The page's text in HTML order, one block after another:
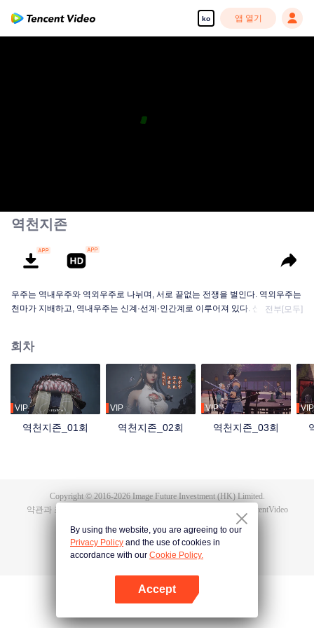
ko 앱 열기
역천지존
우주는 역내우주와 역외우주로 나뉘며, 서로 끝없는 전쟁을 벌인다. 역외우주는
천마가 지배하고, 역내우주는 신계·선계·인간계로 이루어져 있다. 신계의 지배
숨을 잃고, 만세윤회의 저주까지 받는다. 가족과 부하를 잃고, 나라를 빼앗겼으
며, 가장 아끼던 제자 영하천존마저 등을 돌린다. 이후 그는 윤회할 때마다 멸문
을 당하다가 마지막 생에서 담운으로 환생한다. 망월진 담가의 도련님 담운은
혼례 당일 약혼녀의 불륜을 목격하고 죽음 직전까지 몰리면서 전생의 기억을 각
성한다. 홍몽신태를 얻은 그는 폐물에서 절대적인 천재로 거듭나 전생의 공법으
옛 인연, 그리고 신계를 뒤흔든 배신의 진실까지…. 담운은 과연 모든 것을 되찾
전부[모두]
회차
VIP
역천지존_01회
VIP
역천지존_02회
VIP
역천지존_03회
VIP
Copyright © 2016-2026Image Future Investment (HK) Limited.
약관과 조항
TencentVideo
By using the website, you are agreeing to our
Privacy Policy and the use of cookies in
accordance with our Cookie Policy.
Accept